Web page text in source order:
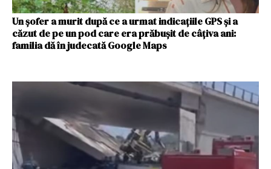
Un șofer a murit după ce a urmat indicațiile GPS și a
căzut de pe un pod care era prăbușit de câțiva ani:
familia dă în judecată Google Maps